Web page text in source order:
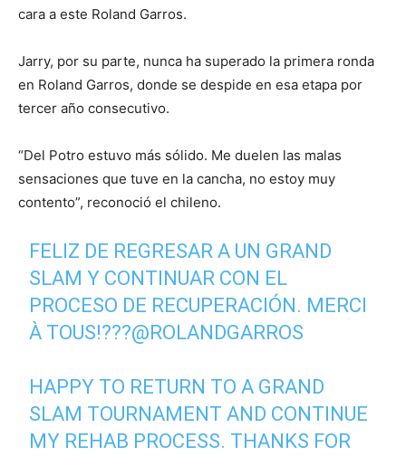
cara a este Roland Garros.
Jarry, por su parte, nunca ha superado la primera ronda
en Roland Garros, donde se despide en esa etapa por
tercer año consecutivo.
“Del Potro estuvo más sólido. Me duelen las malas
sensaciones que tuve en la cancha, no estoy muy
contento”, reconoció el chileno.
FELIZ DE REGRESAR A UN GRAND
SLAM Y CONTINUAR CON EL
PROCESO DE RECUPERACIÓN. MERCI
À TOUS!???@ROLANDGARROS
HAPPY TO RETURN TO A GRAND
SLAM TOURNAMENT AND CONTINUE
MY REHAB PROCESS. THANKS FOR